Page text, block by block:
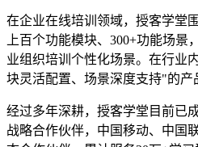
在企业在线培训领域，授客学堂
上百个功能模块、300+功能场
业组织培训个性化场景。在行业
块灵活配置、场景深度支持"的产
经过多年深耕，授客学堂目前已
战略合作伙伴，中国移动、中国